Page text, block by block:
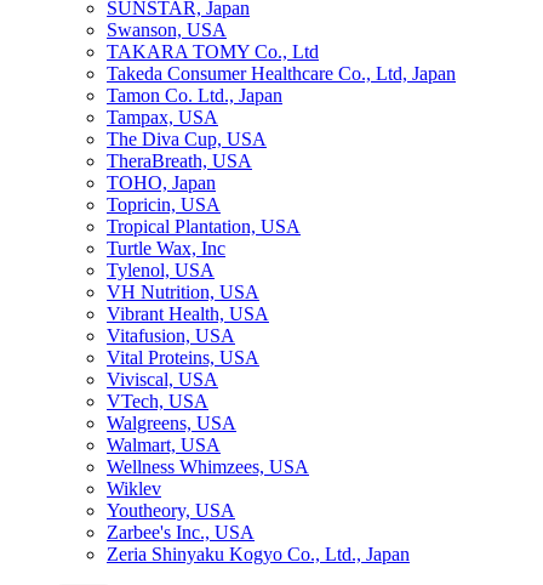
SUNSTAR, Japan
Swanson, USA
TAKARA TOMY Co., Ltd
Takeda Consumer Healthcare Co., Ltd, Japan
Tamon Co. Ltd., Japan
Tampax, USA
The Diva Cup, USA
TheraBreath, USA
TOHO, Japan
Topricin, USA
Tropical Plantation, USA
Turtle Wax, Inc
Tylenol, USA
VH Nutrition, USA
Vibrant Health, USA
Vitafusion, USA
Vital Proteins, USA
Viviscal, USA
VTech, USA
Walgreens, USA
Walmart, USA
Wellness Whimzees, USA
Wiklev
Youtheory, USA
Zarbee's Inc., USA
Zeria Shinyaku Kogyo Co., Ltd., Japan